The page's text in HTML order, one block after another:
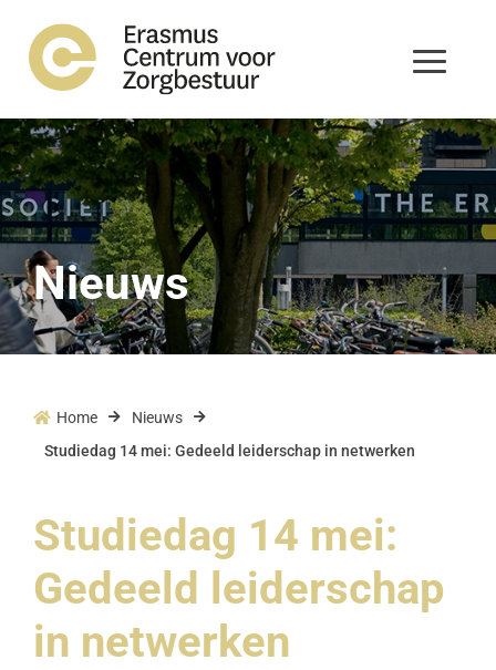
Nieuws
 Home  Nieuws 
Studiedag 14 mei: Gedeeld leiderschap in netwerken
Studiedag 14 mei:
Gedeeld leiderschap
in netwerken